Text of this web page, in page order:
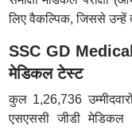
लिए वैकल्पिक, जिससे उन्हें
SSC GD
मेडिकल टेस्ट
कुल 1,26,736
एसएससी जीडी मेडिकल